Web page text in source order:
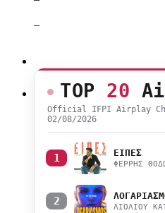
–
TOP 20
Official IFPI Airplay
02/08/2026
1 ΕΙΠΕΣ
ΦΕΡΡΗΣ
2 ΛΙΟΛΙΟΥ